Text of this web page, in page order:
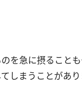
を急に摂ること
しまうことがあり